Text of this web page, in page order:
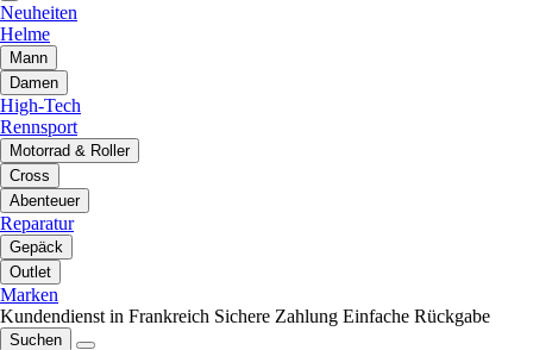
Neuheiten
Helme
Mann
Damen
High-Tech
Rennsport
Motorrad & Roller
Cross
Abenteuer
Reparatur
Gepäck
Outlet
Marken
Kundendienst in Frankreich Sichere Zahlung Einfache Rückgabe
Suchen